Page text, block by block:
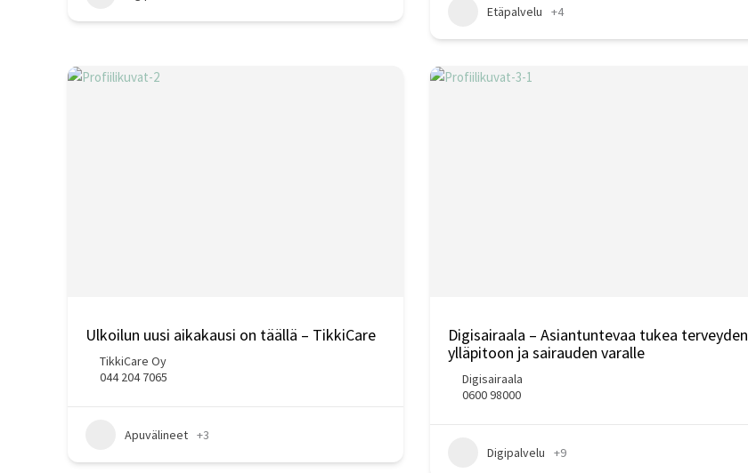
Etäpalvelu +4
Ulkoilun uusi aikakausi on täällä – TikkiCare
TikkiCare Oy
044 204 7065
Apuvälineet +3
Digisairaala – Asiantuntevaa tukea terveyden
ylläpitoon ja sairauden varalle
Digisairaala
0600 98000
Digipalvelu +9